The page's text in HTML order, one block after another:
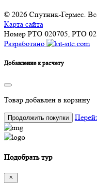
© 2026 Спутник-Гермес.
Карта сайта
Номер РТО 020705, РТО
Разработано
Добавление к расчету
Товар добавлен в корзину
Продолжить покупки
Подобрать тур